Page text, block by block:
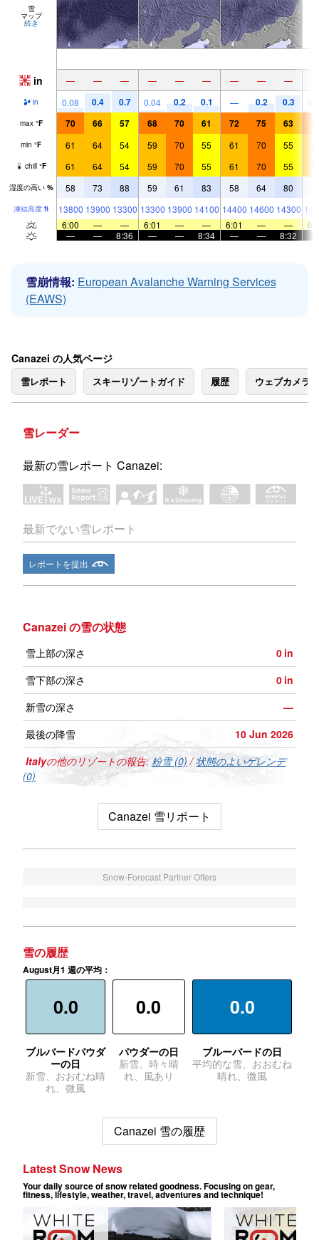
雪
マップ
続き
in — — — — — — — — —
in 0.08 0.4 0.7 0.04 0.2 0.1 — 0.2 0.3
max °F 70 66 57 68 70 61 72 75 63
min °F 61 64 54 59 70 55 61 70 55
chill °F 61 64 54 59 70 55 61 70 55
湿度の高い % 58 73 88 59 61 83 58 64 80
凍結高度 ft 13800 13900 13300 13300 13900 14100 14400 14600 14300
6:00
— — 6:01 — — 6:01 — —
—
— 8:36 — — 8:34 — — 8:32
雪崩情報: European Avalanche Warning Services
(EAWS)
Canazei の人気ページ
雪レポート スキーリゾートガイド 履歴 ウェブカメラ
雪レーダー
最新の雪レポート Canazei:
最新でない雪レポート
レポートを提出
Canazei の雪の状態
雪上部の深さ 0 in
雪下部の深さ
0 in
新雪の深さ
—
最後の降雪
10 Jun 2026
Italyの他のリゾートの報告: 粉雪 (0) /状態のよいゲレンデ
(0)
Canazei 雪リポート
Snow-Forecast Partner Offers
雪の履歴
August月1 週の平均：
0.0
ブルバードパウダ
ーの日
新雪、おおむね晴
れ、微風
0.0
パウダーの日
新雪、時々晴
れ、風あり
0.0
ブルーバードの日
平均的な雪、おおむね
晴れ、微風
Canazei 雪の履歴